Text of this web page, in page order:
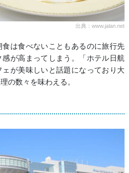
出典：www.jalan.net
は食べないこともあるのに旅行先
が高まってしまう。「ホテル日航
が美味しいと話題になっており大
の数々を味わえる。